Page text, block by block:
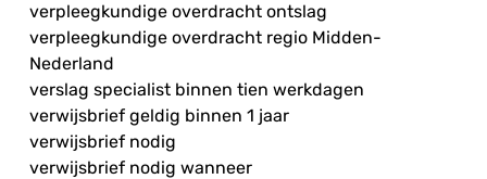
verpleegkundige overdracht ontslag
verpleegkundige overdracht regio Midden-
Nederland
verslag specialist binnen tien werkdagen
verwijsbrief geldig binnen 1 jaar
verwijsbrief nodig
verwijsbrief nodig wanneer